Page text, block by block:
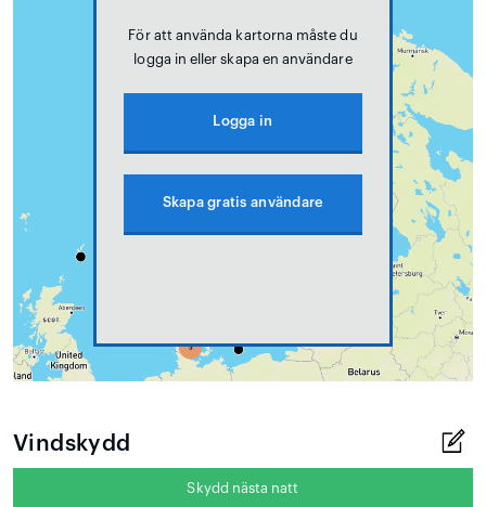
För att använda kartorna måste du
logga in eller skapa en användare
Logga in
Skapa gratis användare
Vindskydd
Skydd nästa natt